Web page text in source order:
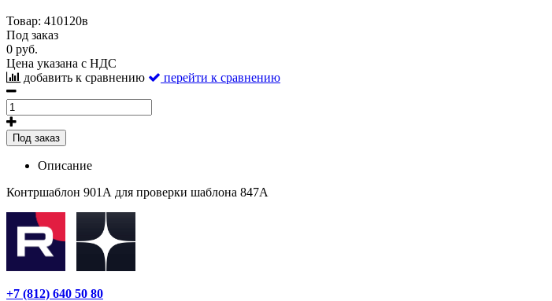
Товар: 410120в
Под заказ
0 руб.
Цена указана с НДС
добавить к сравнению
перейти к сравнению
Под заказ
Описание
Контршаблон 901А для проверки шаблона 847А
+7 (812) 640 50 80